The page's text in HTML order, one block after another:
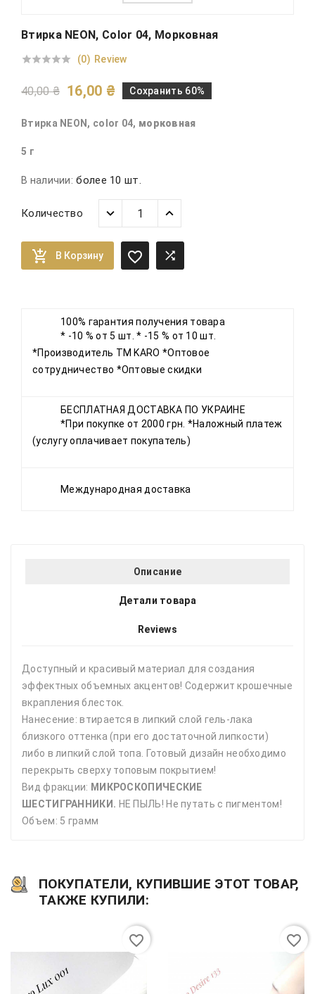
Втирка NEON, Color 04, Морковная
 (0) Review
40,00 ₴ 16,00 ₴ Сохранить 60%
Втирка NEON, color 04, морковная
5 г
В наличии: более 10 шт.
Количество
 В Корзину  
100% гарантия получения товара
* -10 % от 5 шт. * -15 % от 10 шт.
*Производитель ТМ KARO *Оптовое
сотрудничество *Оптовые скидки
БЕСПЛАТНАЯ ДОСТАВКА ПО УКРАИНЕ
*При покупке от 2000 грн. *Наложный платеж
(услугу оплачивает покупатель)
Международная доставка
Описание
Детали товара
Reviews
Доступный и красивый материал для создания
эффектных объемных акцентов! Содержит крошечные
вкрапления блесток.
Нанесение: втирается в липкий слой гель-лака
близкого оттенка (при его достаточной липкости)
либо в липкий слой топа. Готовый дизайн необходимо
перекрыть сверху топовым покрытием!
Вид фракции: МИКРОСКОПИЧЕСКИЕ
ШЕСТИГРАННИКИ. НЕ ПЫЛЬ! Не путать с пигментом!
Объем: 5 грамм
ПОКУПАТЕЛИ, КУПИВШИЕ ЭТОТ ТОВАР,
ТАКЖЕ КУПИЛИ:
favorite_border favorite_border